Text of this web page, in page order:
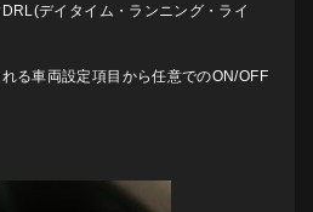
デイタイム・ランニング・ライ
る車両設定項目から任意でのON/OFF